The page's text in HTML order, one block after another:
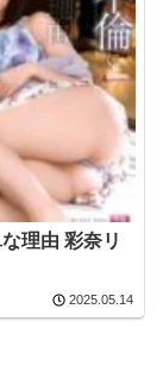
理由 彩奈リ
2025.05.14